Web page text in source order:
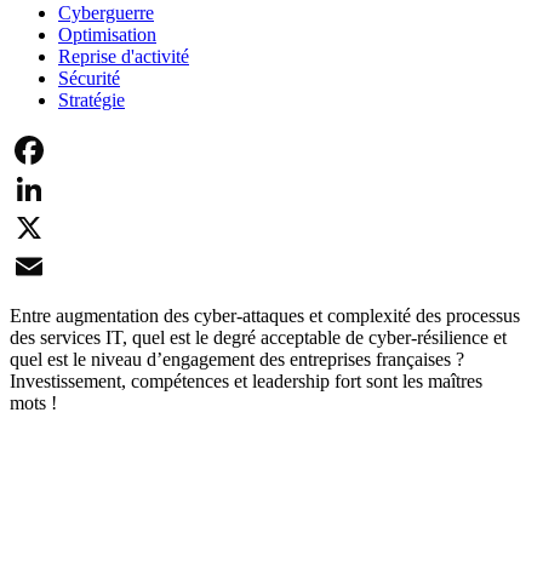
Cyberguerre
Optimisation
Reprise d'activité
Sécurité
Stratégie
Facebook
LinkedIn
X
Email
Entre augmentation des cyber-attaques et complexité des processus
des services IT, quel est le degré acceptable de cyber-résilience et
quel est le niveau d’engagement des entreprises françaises ?
Investissement, compétences et leadership fort sont les maîtres
mots !